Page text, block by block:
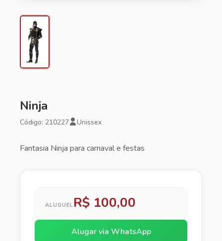
Ninja
Código: 210227 Unissex
Fantasia Ninja para carnaval e festas
ALUGUEL R$ 100,00
Alugar via WhatsApp